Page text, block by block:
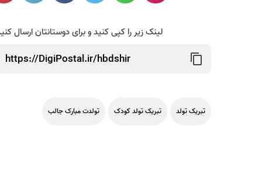
لینک زیر را کپی کنید و برای دوستانتان ارسال
تبریک تولد تبریک تولد کودک تولدت مبارک جالب